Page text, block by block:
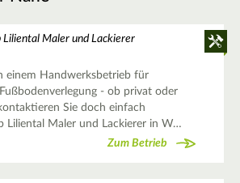
Maler und Lackierer
einem Handwerksbetrieb für
- ob privat oder
Sie doch einfach
Liliental Maler und Lackierer in W…
Zum Betrieb